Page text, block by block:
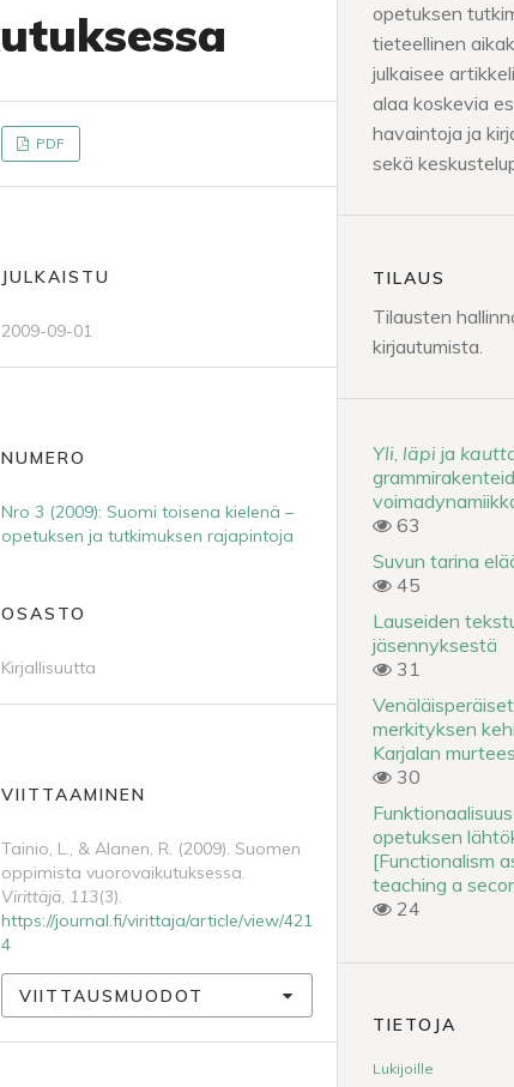
PDF
JULKAISTU
2009-09-01
NUMERO
Nro 3 (2009): Suomi toisena kielenä –
opetuksen ja tutkimuksen rajapintoja
OSASTO
Kirjallisuutta
VIITTAAMINEN
Tainio, L., & Alanen, R. (2009). Suomen
oppimista vuorovaikutuksessa.
Virittäjä, 113(3).
https://journal.fi/virittaja/article/view/421
4
VIITTAUSMUODOT
opetuksen
tieteellinen
julkaisee
alaa koskevia
havaintoja ja
sekä
TILAUS
Tilausten
kirjautumista.
Yli läpi ja
63
Suvun tarina
45
Lauseiden
jäsennyksestä
31
merkityksen
Karjalan
30
opetuksen
[Functionalism
teaching a
24
TIETOJA
Lukijoille